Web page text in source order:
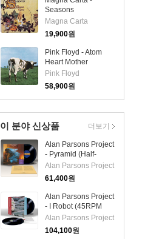
Seasons
(Remastered)(Ltd.
Ed)(일본반)(CD)
Magna Carta
19,900원
Pink Floyd - Atom
Heart Mother
(Gatefold Cover)
(180G)(2LP)
Pink Floyd
58,900원
이 분야 신상품
Alan Parsons Project
- Pyramid (Half-
Speed Remaster)
(180g LP)
Alan Parsons Project
61,400원
Alan Parsons Project
- I Robot (45RPM
Audiophile Edition)
(180g 2LP)
Alan Parsons Project
104,100원
더보기